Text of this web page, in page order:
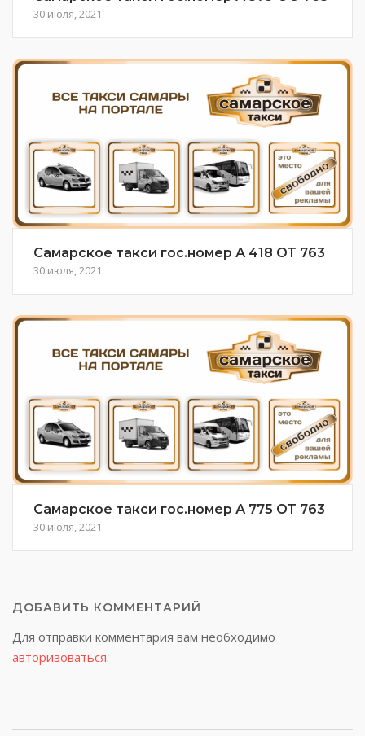
30 июля, 2021
Самарское такси гос.номер А 418 ОТ 763
30 июля, 2021
Самарское такси гос.номер А 775 ОТ 763
30 июля, 2021
ДОБАВИТЬ КОММЕНТАРИЙ
Для отправки комментария вам необходимо
авторизоваться.